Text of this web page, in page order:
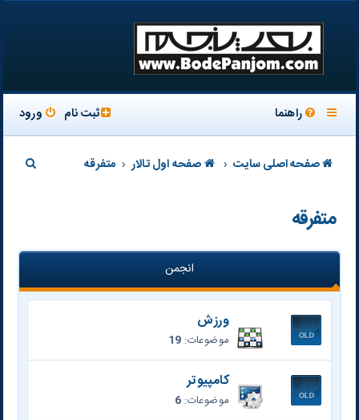
راهنما ورود ثبت نام
صفحه اصلی سایت صفحه اول تالار متفرقه
متفرقه
انجمن
ورزش
موضوعات: 19
کامپیوتر
موضوعات: 6